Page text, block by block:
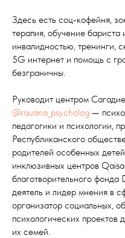
Здесь есть соц-кофейня,
терапия, обучение
инвалидностью, тренинги,
5G интернет и помощь с
безграничны.
Руководит центром
@rauana_psycholog —
педагогики и психологии,
Республиканского
родителей особенных
инклюзивных центров
благотворительного
деятель и лидер мнения в
организатор социальных,
психологических
их семей.